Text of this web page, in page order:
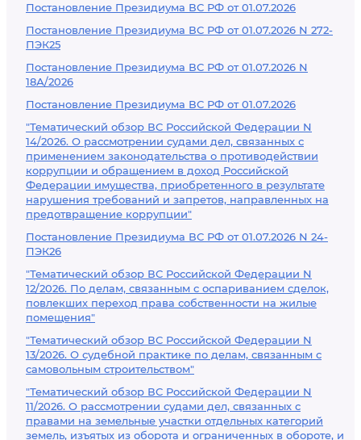
Постановление Президиума ВС РФ от 01.07.2026
Постановление Президиума ВС РФ от 01.07.2026 N 272-
ПЭК25
Постановление Президиума ВС РФ от 01.07.2026 N
18А/2026
Постановление Президиума ВС РФ от 01.07.2026
"Тематический обзор ВС Российской Федерации N
14/2026. О рассмотрении судами дел, связанных с
применением законодательства о противодействии
коррупции и обращением в доход Российской
Федерации имущества, приобретенного в результате
нарушения требований и запретов, направленных на
предотвращение коррупции"
Постановление Президиума ВС РФ от 01.07.2026 N 24-
ПЭК26
"Тематический обзор ВС Российской Федерации N
12/2026. По делам, связанным с оспариванием сделок,
повлекших переход права собственности на жилые
помещения"
"Тематический обзор ВС Российской Федерации N
13/2026. О судебной практике по делам, связанным с
самовольным строительством"
"Тематический обзор ВС Российской Федерации N
11/2026. О рассмотрении судами дел, связанных с
правами на земельные участки отдельных категорий
земель, изъятых из оборота и ограниченных в обороте, и